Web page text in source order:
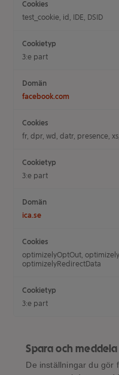
test_cookie, id, IDE, DSID
3:e part
facebook.com
fr, dpr, wd, datr, presence,
3:e part
ica.se
optimizelyOptOut,
optimizelyRedirectData
3:e part
Spara och
De inställningar du gör